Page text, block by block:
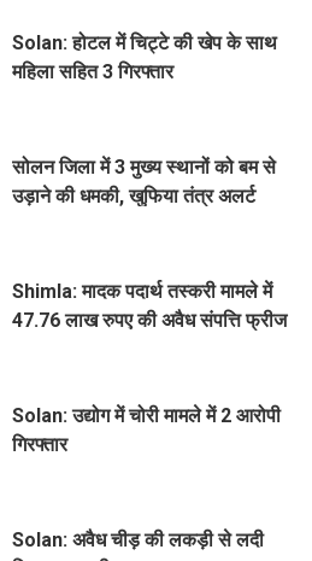
Solan: होटल में चिट्टे की खेप के साथ
महिला सहित 3 गिरफ्तार
सोलन जिला में 3 मुख्य स्थानों को बम से
उड़ाने की धमकी, खुफिया तंत्र अलर्ट
Shimla: मादक पदार्थ तस्करी मामले में
47.76 लाख रुपए की अवैध संपत्ति फ्रीज
Solan: उद्योग में चोरी मामले में 2 आरोपी
गिरफ्तार
Solan: अवैध चीड़ की लकड़ी से लदी